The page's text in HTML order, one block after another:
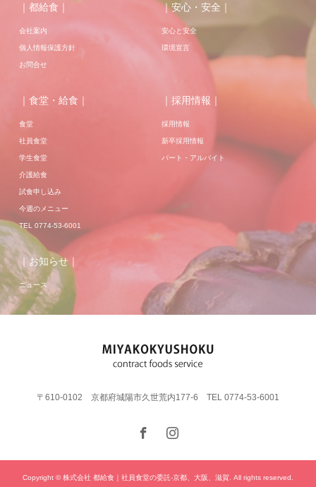
｜都給食｜
会社案内
個人情報保護方針
お問合せ
｜安心・安全｜
安心と安全
環境宣言
｜食堂・給食｜
食堂
社員食堂
学生食堂
介護給食
試食申し込み
今週のメニュー
TEL 0774-53-6001
｜採用情報｜
採用情報
新卒採用情報
パート・アルバイト
｜お知らせ｜
ニュース
〒610-0102 京都府城陽市久世荒内177-6 TEL 0774-53-6001
Copyright © 株式会社 都給食｜社員食堂の委託-京都、大阪、滋賀. All rights reserved.